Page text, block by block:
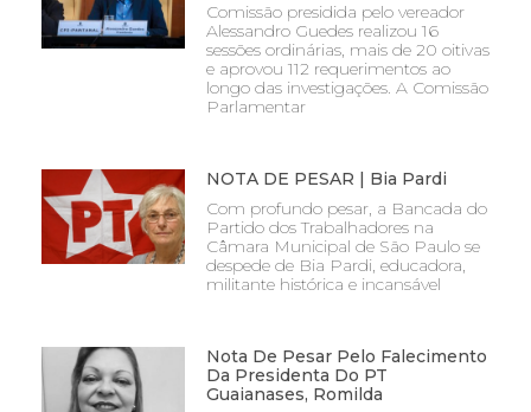
Comissão presidida pelo vereador
Alessandro Guedes realizou 16
sessões ordinárias, mais de 20 oitivas
e aprovou 112 requerimentos ao
longo das investigações. A Comissão
Parlamentar
NOTA DE PESAR | Bia Pardi
Com profundo pesar, a Bancada do
Partido dos Trabalhadores na
Câmara Municipal de São Paulo se
despede de Bia Pardi, educadora,
militante histórica e incansável
Nota De Pesar Pelo Falecimento
Da Presidenta Do PT
Guaianases, Romilda